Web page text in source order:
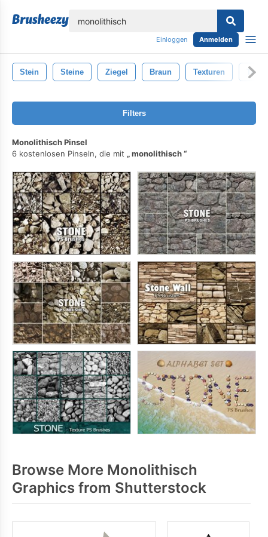
Einloggen Anmelden
Stein Steine Ziegel Braun Texturen
Filters
Monolithisch Pinsel
6 kostenlosen Pinseln, die mit
monolithisch
Browse More Monolithisch
Graphics from Shutterstock